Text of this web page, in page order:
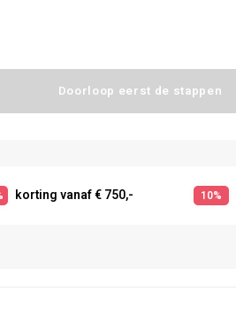
Doorloop eerst de stappen
korting vanaf € 750,- 10%